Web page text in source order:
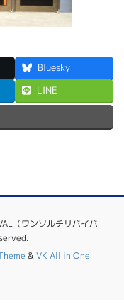
Bluesky
LINE
（ワンソルチリバイバ
&VK All in One